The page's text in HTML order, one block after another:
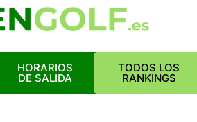
HORARIOS
DE SALIDA
TODOS LOS
RANKINGS